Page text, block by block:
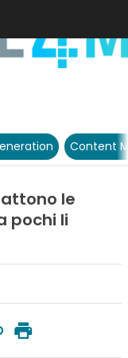
Content
le
pochi li